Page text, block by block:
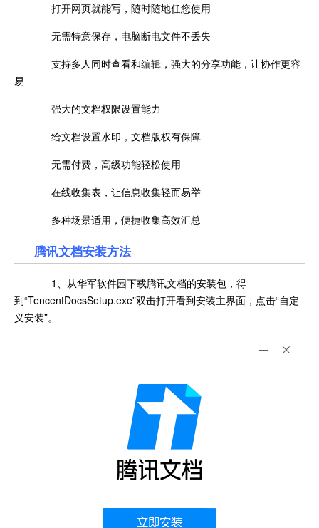
打开网页就能写，随时随地任您使用
无需特意保存，电脑断电文件不丢失
支持多人同时查看和编辑，强大的分享功能，让协作更容
易
强大的文档权限设置能力
给文档设置水印，文档版权有保障
无需付费，高级功能轻松使用
在线收集表，让信息收集轻而易举
多种场景适用，便捷收集高效汇总
腾讯文档安装方法
1、从华军软件园下载腾讯文档的安装包，得
到“TencentDocsSetup.exe”双击打开看到安装主界面，点击“自定
义安装”。